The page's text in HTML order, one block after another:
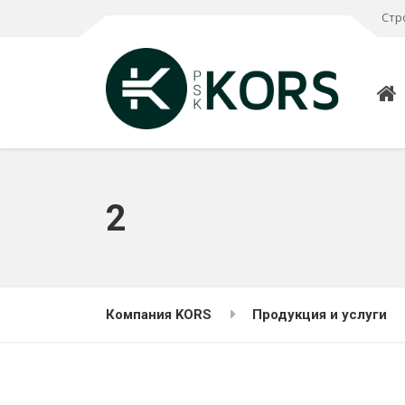
2
Компания KORS Продукция и услуги